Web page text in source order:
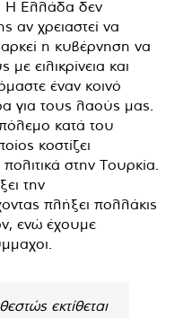
Η Ελλάδα δεν
αν χρειαστεί να
αρκεί η κυβέρνηση να
ειλικρίνεια και
έναν κοινό
για τους λαούς μας.
κατά του
κοστίζει
πολιτικά στην Τουρκία.
την
πλήξει πολλάκις
ενώ έχουμε
εκτίθεται